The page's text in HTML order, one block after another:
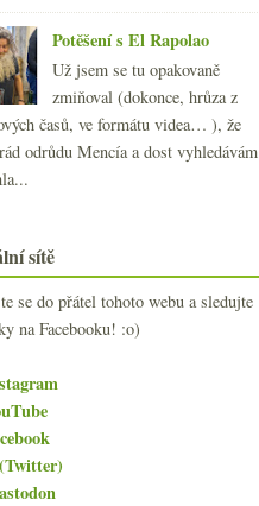
Potěšení s El Rapolao
Už jsem se tu opakovaně
zmiňoval (dokonce, hrůza z
časů, ve formátu videa… ), že
odrůdu Mencía a dost vyhledávám
sítě
se do přátel tohoto webu a sledujte
na Facebooku! :o)